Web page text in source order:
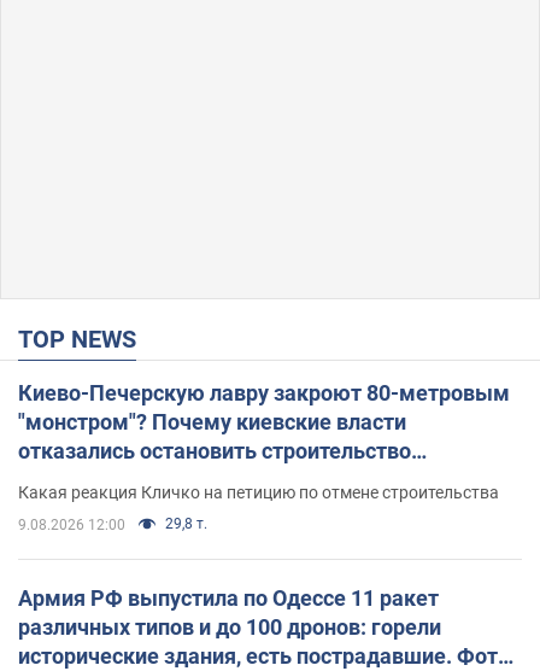
TOP NEWS
Киево-Печерскую лавру закроют 80-метровым
"монстром"? Почему киевские власти
отказались остановить строительство
небоскреба "московского верующего"
Какая реакция Кличко на петицию по отмене строительства
9.08.2026 12:00 29,8 т.
Армия РФ выпустила по Одессе 11 ракет
различных типов и до 100 дронов: горели
исторические здания, есть пострадавшие. Фото